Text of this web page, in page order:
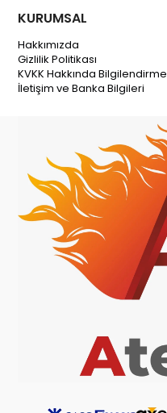
KURUMSAL
Hakkımızda
Gizlilik Politikası
KVKK Hakkında Bilgilendirme
İletişim ve Banka Bilgileri